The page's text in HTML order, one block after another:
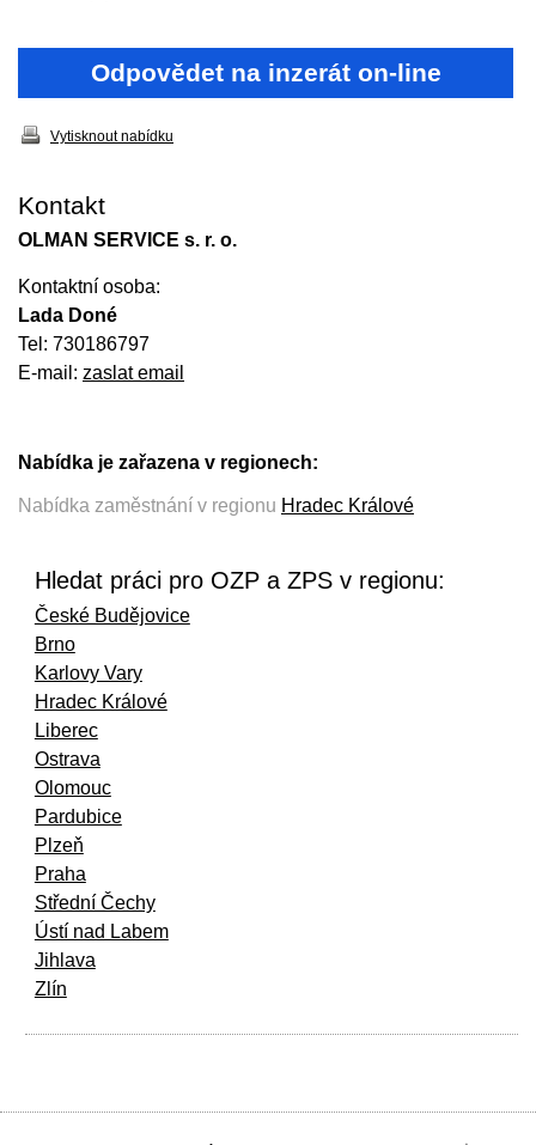
Odpovědet na inzerát on-line
Vytisknout nabídku
Kontakt
OLMAN SERVICE s. r. o.
Kontaktní osoba:
Lada Doné
Tel: 730186797
E-mail: zaslat email
Nabídka je zařazena v regionech:
Nabídka zaměstnání v regionu Hradec Králové
Hledat práci pro OZP a ZPS v regionu:
České Budějovice
Brno
Karlovy Vary
Hradec Králové
Liberec
Ostrava
Olomouc
Pardubice
Plzeň
Praha
Střední Čechy
Ústí nad Labem
Jihlava
Zlín